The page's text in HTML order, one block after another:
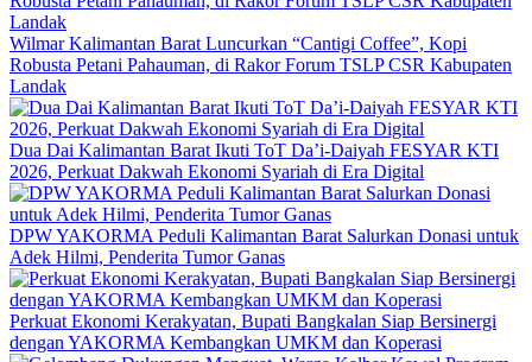
Wilmar Kalimantan Barat Luncurkan “Cantigi Coffee”, Kopi
Robusta Petani Pahauman, di Rakor Forum TSLP CSR Kabupaten
Landak
Dua Dai Kalimantan Barat Ikuti ToT Da’i-Daiyah FESYAR KTI
2026, Perkuat Dakwah Ekonomi Syariah di Era Digital
DPW YAKORMA Peduli Kalimantan Barat Salurkan Donasi untuk
Adek Hilmi, Penderita Tumor Ganas
Perkuat Ekonomi Kerakyatan, Bupati Bangkalan Siap Bersinergi
dengan YAKORMA Kembangkan UMKM dan Koperasi